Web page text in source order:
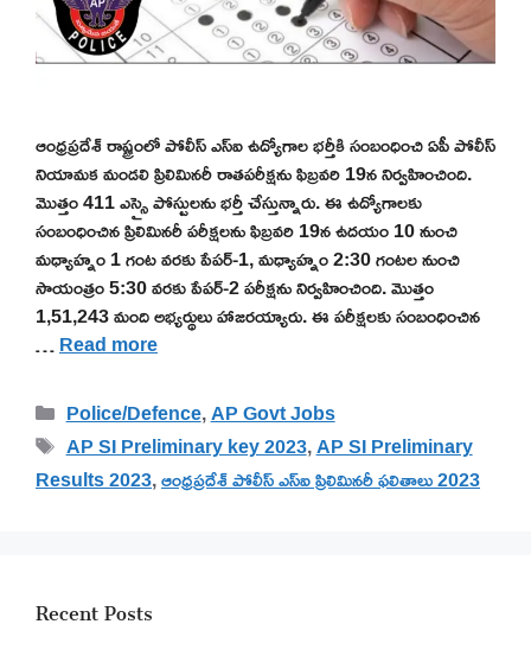
ఆంధ్రప్రదేశ్ రాష్ట్రంలో పోలీస్ ఎస్ఐ ఉద్యోగాల భర్తీకి సంబంధించి ఏపీ పోలీస్
నియామక మండలి ప్రిలిమినరీ రాతపరీక్షను ఫిబ్రవరి 19న నిర్వహించింది.
మొత్తం 411 ఎస్సై పోస్టులను భర్తీ చేస్తున్నారు. ఈ ఉద్యోగాలకు
సంబంధించిన ప్రిలిమినరీ పరీక్షలను ఫిబ్రవరి 19న ఉదయం 10 నుంచి
మధ్యాహ్నం 1 గంట వరకు పేపర్-1, మధ్యాహ్నం 2:30 గంటల నుంచి
సాయంత్రం 5:30 వరకు పేపర్-2 పరీక్షను నిర్వహించింది. మొత్తం
1,51,243 మంది అభ్యర్థులు హాజరయ్యారు. ఈ పరీక్షలకు సంబంధించిన
…Read more
Categories
Police/Defence,AP Govt Jobs
Tags
AP SI Preliminary key 2023,AP SI Preliminary
Results 2023,ఆంధ్రప్రదేశ్ పోలీస్ ఎస్ఐ ప్రిలిమినరీ ఫలితాలు 2023
Recent Posts